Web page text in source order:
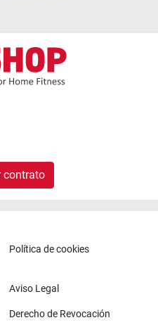
contrato
Política de cookies
Aviso Legal
Derecho de Revocación